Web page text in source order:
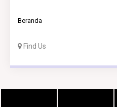
Beranda
Find Us